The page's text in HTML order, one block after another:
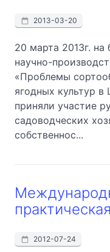
2013-03-20
20 марта 2013г.
научно-
«Проблемы
ягодных культур
приняли участие
садоводческих
собственнос...
2012-07-24